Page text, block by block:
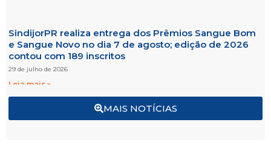
MAIS NOTÍCIAS
SindijorPR realiza entrega dos Prêmios Sangue Bom
e Sangue Novo no dia 7 de agosto; edição de 2026
contou com 189 inscritos
29 de julho de 2026
Leia mais »